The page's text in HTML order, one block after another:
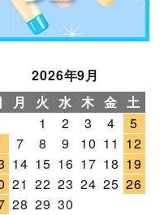
2026年9月
月 火 水 木 金 土
1
2 3 4
5
7 8 9 10 11 12
14 15 16 17 18 19
21 22 23 24 25 26
28 29 30